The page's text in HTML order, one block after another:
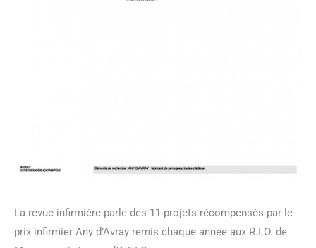
La revue infirmière parle des 11 projets récompensés par le
prix infirmier Any d’Avray remis chaque année aux R.I.O. de